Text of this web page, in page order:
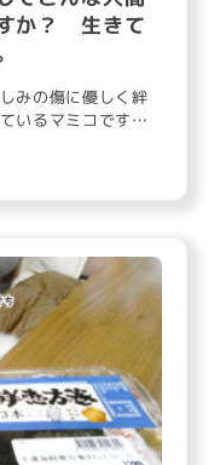
か？ 生きて
みの傷に優しく絆
いるマミコです。